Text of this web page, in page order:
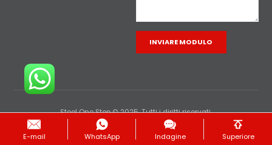
E-mail WhatsApp Indagine Superiore
Steel One Stop © 2025. Tutti i diritti riservati.